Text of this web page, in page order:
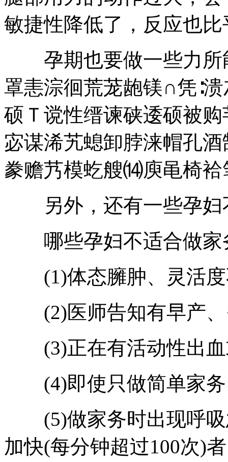
敏捷性降低了，反应也
孕期也要做一些力所
罩恚淙徊荒茏龅镁∩凭∶
硕Ｔ谠性缙谏硖逶硕被
宓谋浠艽螅卸脖涞帽孔
豢赡艿模虼艘⒁庾黾椅袷
另外，还有一些孕妇
哪些孕妇不适合做家
(1)体态臃肿、灵活度
(2)医师告知有早产、
(3)正在有活动性出血
(4)即使只做简单家务
(5)做家务时出现呼吸
加快(每分钟超过100次)